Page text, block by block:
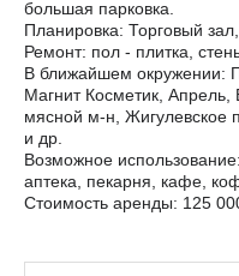
большая парковка.
Планировка: Торговый
Ремонт: пол - плитка,
В ближайшем окружении:
Магнит Косметик,
мясной м-н, Жигулевское
и др.
Возможное
аптека, пекарня, кафе,
Стоимость аренды: 125